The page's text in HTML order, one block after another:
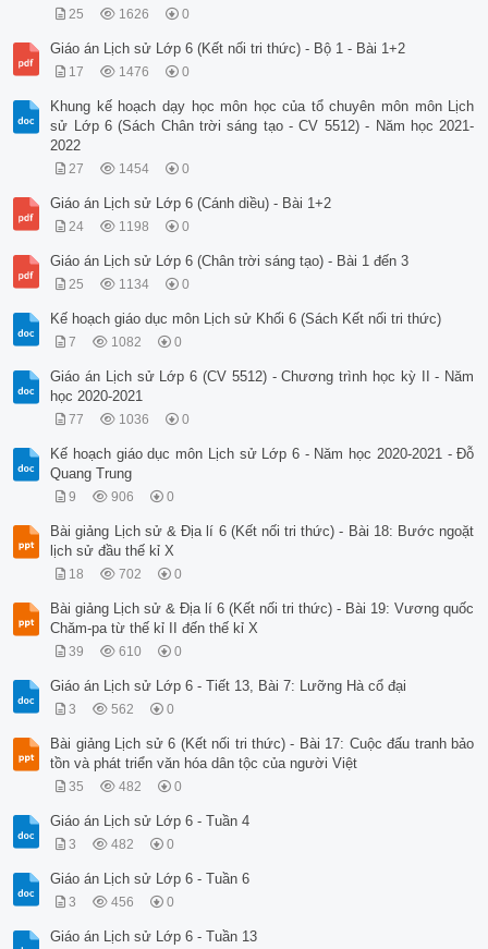
25 1626 0
Giáo án Lịch sử Lớp 6 (Kết nối tri thức) - Bộ 1 - Bài 1+2
17 1476 0
Khung kế hoạch dạy học môn học của tổ chuyên môn môn Lịch
sử Lớp 6 (Sách Chân trời sáng tạo - CV 5512) - Năm học 2021-
2022
27 1454 0
Giáo án Lịch sử Lớp 6 (Cánh diều) - Bài 1+2
24 1198 0
Giáo án Lịch sử Lớp 6 (Chân trời sáng tạo) - Bài 1 đến 3
25 1134 0
Kế hoạch giáo dục môn Lịch sử Khối 6 (Sách Kết nối tri thức)
7 1082 0
Giáo án Lịch sử Lớp 6 (CV 5512) - Chương trình học kỳ II - Năm
học 2020-2021
77 1036 0
Kế hoạch giáo dục môn Lịch sử Lớp 6 - Năm học 2020-2021 - Đỗ
Quang Trung
9 906 0
Bài giảng Lịch sử & Địa lí 6 (Kết nối tri thức) - Bài 18: Bước ngoặt
lịch sử đầu thế kỉ X
18 702 0
Bài giảng Lịch sử & Địa lí 6 (Kết nối tri thức) - Bài 19: Vương quốc
Chăm-pa từ thế kỉ II đến thế kỉ X
39 610 0
Giáo án Lịch sử Lớp 6 - Tiết 13, Bài 7: Lưỡng Hà cổ đại
3 562 0
Bài giảng Lịch sử 6 (Kết nối tri thức) - Bài 17: Cuộc đấu tranh bảo
tồn và phát triển văn hóa dân tộc của người Việt
35 482 0
Giáo án Lịch sử Lớp 6 - Tuần 4
3 482 0
Giáo án Lịch sử Lớp 6 - Tuần 6
3 456 0
Giáo án Lịch sử Lớp 6 - Tuần 13